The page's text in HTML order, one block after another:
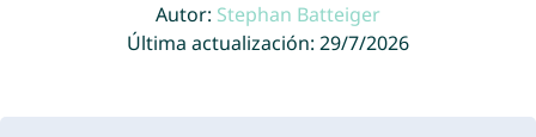
Autor: Stephan Batteiger
Última actualización: 29/7/2026